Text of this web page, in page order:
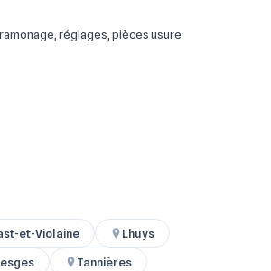
réglages, pièces usure
et-Violaine
Lhuys
Tannières